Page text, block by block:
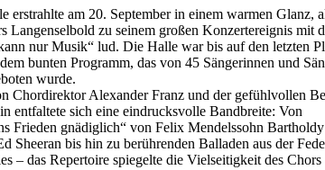
erstrahlte am 20. September in einem warmen Glanz,
Langenselbold zu seinem großen Konzertereignis mit
nur Musik“ lud. Die Halle war bis auf den letzten
bunten Programm, das von 45 Sängerinnen und
wurde.
Chordirektor Alexander Franz und der gefühlvollen
entfaltete sich eine eindrucksvolle Bandbreite: Von
Frieden gnädiglich“ von Felix Mendelssohn
Sheeran bis hin zu berührenden Balladen aus der
– das Repertoire spiegelte die Vielseitigkeit des